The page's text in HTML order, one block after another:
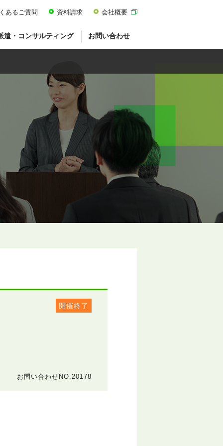
あるご質問 資料請求 会社概要
遣・コンサルティング お問い合わせ
開催終了
お問い合わせNO.20178